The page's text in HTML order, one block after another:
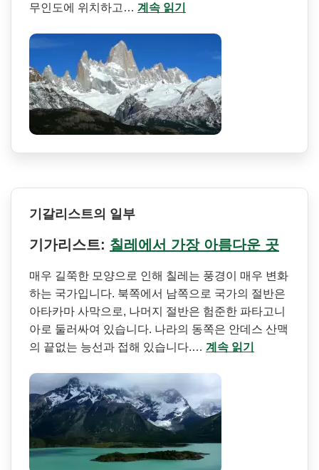
무인도에 위치하고… 계속 읽기
기갈리스트의 일부
기가리스트: 칠레에서 가장 아름다운 곳
매우 길쭉한 모양으로 인해 칠레는 풍경이 매우 변화
하는 국가입니다. 북쪽에서 남쪽으로 국가의 절반은
아타카마 사막으로, 나머지 절반은 험준한 파타고니
아로 둘러싸여 있습니다. 나라의 동쪽은 안데스 산맥
의 끝없는 능선과 접해 있습니다.… 계속 읽기